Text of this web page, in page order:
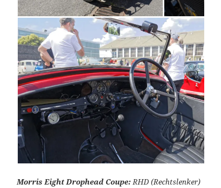
Morris Eight Drophead Coupe:RHD (Rechtslenker)